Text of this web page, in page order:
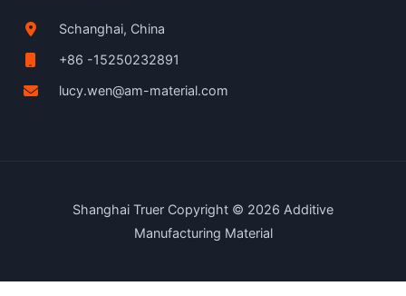
Schanghai, China
+86 -15250232891
lucy.wen@am-material.com
Shanghai Truer Copyright © 2026 Additive
Manufacturing Material